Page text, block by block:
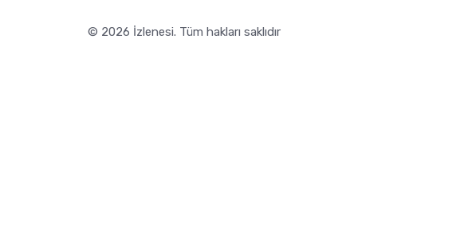
© 2026 İzlenesi. Tüm hakları saklıdır